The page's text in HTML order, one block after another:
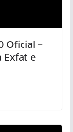
Oficial –
Exfat e